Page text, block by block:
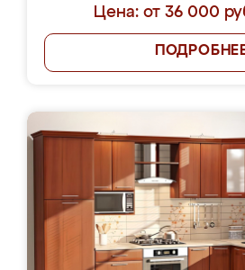
Цена: от 36 000